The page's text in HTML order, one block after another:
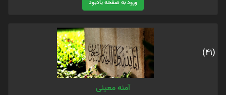
ورود به صفحه یادبود
(41)
آمنه معینی